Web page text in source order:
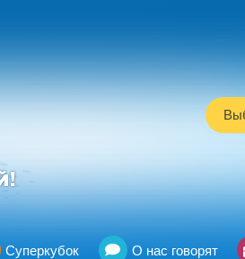
Суперкубок О нас говорят